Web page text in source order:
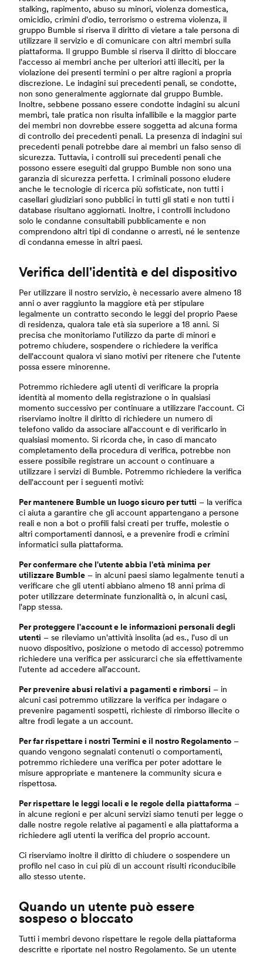
stalking, rapimento, abuso su minori, violenza domestica,
omicidio, crimini d'odio, terrorismo o estrema violenza, il
gruppo Bumble si riserva il diritto di vietare a tale persona di
utilizzare il servizio e di comunicare con altri membri sulla
piattaforma. Il gruppo Bumble si riserva il diritto di bloccare
l'accesso ai membri anche per ulteriori atti illeciti, per la
violazione dei presenti termini o per altre ragioni a propria
discrezione. Le indagini sui precedenti penali, se condotte,
non sono generalmente aggiornate dal gruppo Bumble.
Inoltre, sebbene possano essere condotte indagini su alcuni
membri, tale pratica non risulta infallibile e la maggior parte
dei membri non dovrebbe essere soggetta ad alcuna forma
di controllo dei precedenti penali. La presenza di indagini sui
precedenti penali potrebbe dare ai membri un falso senso di
sicurezza. Tuttavia, i controlli sui precedenti penali che
possono essere eseguiti dal gruppo Bumble non sono una
garanzia di sicurezza perfetta. I criminali possono eludere
anche le tecnologie di ricerca più sofisticate, non tutti i
casellari giudiziari sono pubblici in tutti gli stati e non tutti i
database risultano aggiornati. Inoltre, i controlli includono
solo le condanne consultabili pubblicamente e non
comprendono altri tipi di condanne o arresti, né le sentenze
di condanna emesse in altri paesi.
Verifica dell'identità e del dispositivo
Per utilizzare il nostro servizio, è necessario avere almeno 18
anni o aver raggiunto la maggiore età per stipulare
legalmente un contratto secondo le leggi del proprio Paese
di residenza, qualora tale età sia superiore a 18 anni. Si
precisa che monitoriamo l'utilizzo da parte di minori e
potremo chiudere, sospendere o richiedere la verifica
dell'account qualora vi siano motivi per ritenere che l'utente
possa essere minorenne.
Potremmo richiedere agli utenti di verificare la propria
identità al momento della registrazione o in qualsiasi
momento successivo per continuare a utilizzare l'account. Ci
riserviamo inoltre il diritto di richiedere un numero di
telefono valido da associare all'account e di verificarlo in
qualsiasi momento. Si ricorda che, in caso di mancato
completamento della procedura di verifica, potrebbe non
essere possibile registrare un account o continuare a
utilizzare i servizi di Bumble. Potremmo richiedere la verifica
dell'account per i seguenti motivi:
Per mantenere Bumble un luogo sicuro per tutti – la verifica
ci aiuta a garantire che gli account appartengano a persone
reali e non a bot o profili falsi creati per truffe, molestie o
altri comportamenti dannosi, e a prevenire frodi e crimini
informatici sulla piattaforma.
Per confermare che l'utente abbia l'età minima per
utilizzare Bumble – in alcuni paesi siamo legalmente tenuti a
verificare che gli utenti abbiano almeno 18 anni prima di
poter utilizzare determinate funzionalità o, in alcuni casi,
l'app stessa.
Per proteggere l'account e le informazioni personali degli
utenti – se rileviamo un'attività insolita (ad es., l'uso di un
nuovo dispositivo, posizione o metodo di accesso) potremmo
richiedere una verifica per assicurarci che sia effettivamente
l'utente ad accedere all'account.
Per prevenire abusi relativi a pagamenti e rimborsi – in
alcuni casi potremmo utilizzare la verifica per indagare o
prevenire pagamenti sospetti, richieste di rimborso illecite o
altre frodi legate a un account.
Per far rispettare i nostri Termini e il nostro Regolamento –
quando vengono segnalati contenuti o comportamenti,
potremmo richiedere una verifica per poter adottare le
misure appropriate e mantenere la community sicura e
rispettosa.
Per rispettare le leggi locali e le regole della piattaforma –
in alcune regioni e per alcuni servizi siamo tenuti per legge o
dalle nostre regole relative ai pagamenti e alla piattaforma a
richiedere agli utenti la verifica del proprio account.
Ci riserviamo inoltre il diritto di chiudere o sospendere un
profilo nel caso in cui più di un account risulti riconducibile
allo stesso utente.
Quando un utente può essere
sospeso o bloccato
Tutti i membri devono rispettare le regole della piattaforma
descritte e riportate nel nostro Regolamento. Se un utente